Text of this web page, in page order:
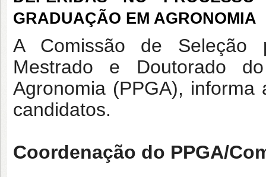
GRADUAÇÃO EM AGRONOMIA
A Comissão de Seleção
Mestrado e Doutorado
Agronomia (PPGA),
candidatos.
Coordenação do PPGA/